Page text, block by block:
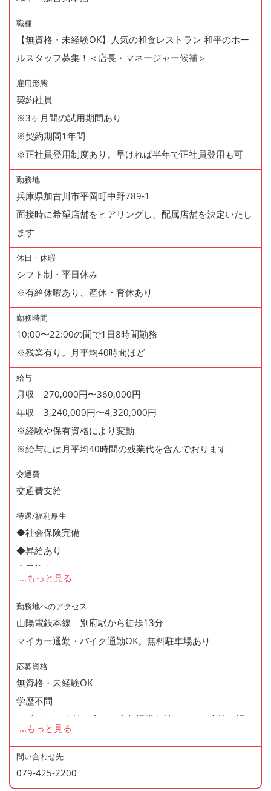
職種
【無資格・未経験OK】人気の和食レストラン 和平のホー
ルスタッフ募集！＜店長・マネージャー候補＞
雇用形態
契約社員
※3ヶ月間の試用期間あり
※契約期間1年間
※正社員登用制度あり。早ければ半年で正社員登用も可
勤務地
兵庫県加古川市平岡町中野789-1
面接時に希望店舗をヒアリングし、配属店舗を決定いたし
ます
休日・休暇
シフト制・平日休み
※有給休暇あり、産休・育休あり
勤務時間
10:00〜22:00の間で1日8時間勤務
※残業有り。月平均40時間ほど
給与
月収 270,000円〜360,000円
年収 3,240,000円〜4,320,000円
※経験や保有資格により変動
※給与には月平均40時間の残業代を含んでおります
交通費
交通費支給
待遇/福利厚生
◆社会保険完備
◆昇給あり
◆昇格あり
◆正社員登用制度あり
◆有給休暇あり
◆産休・育休あり
◆交通費支給
◆マイカー通勤・バイク通勤OK
◆無料駐車場あり
◆まかない制度あり（1日1食・無料）
◆社内の表彰制度あり
◆再雇用制度あり
◆通勤手当あり
◆時間外手当あり
... もっと見る
勤務地へのアクセス
山陽電鉄本線 別府駅から徒歩13分
マイカー通勤・バイク通勤OK。無料駐車場あり
応募資格
無資格・未経験OK
学歴不問
60歳まで（当社が定める定年退職年齢のため・会社が認め
た場合はこの限りではありません）
＜歓迎資格＞
... もっと見る
問い合わせ先
079-425-2200